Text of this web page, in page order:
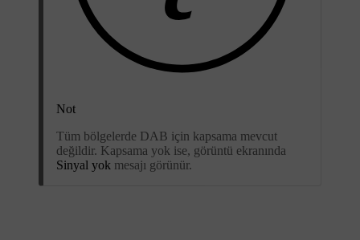
Not
Tüm bölgelerde DAB için kapsama mevcut
değildir. Kapsama yok ise, görüntü ekranında
Sinyal yok mesajı görünür.